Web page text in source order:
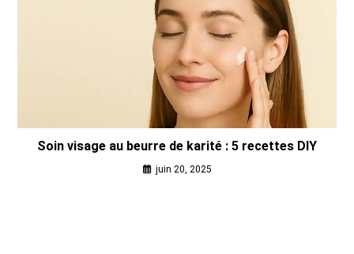
Soin visage au beurre de karité : 5 recettes DIY
juin 20, 2025